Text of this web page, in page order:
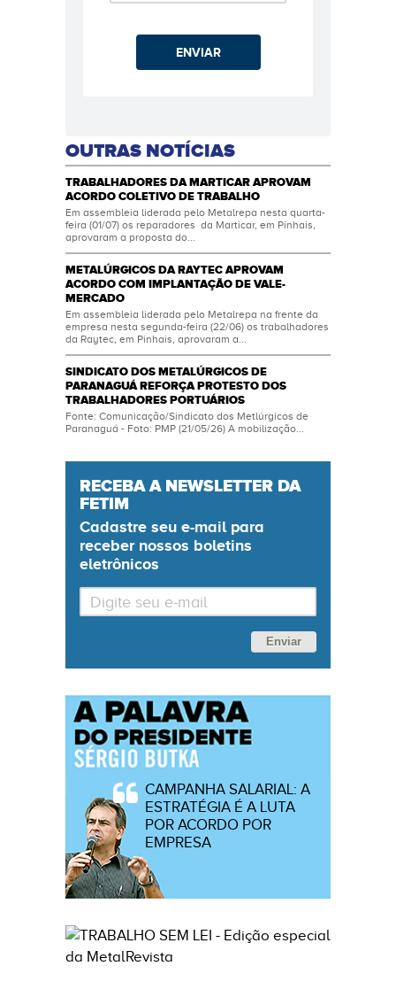
ENVIAR
OUTRAS NOTÍCIAS
TRABALHADORES DA MARTICAR APROVAM
ACORDO COLETIVO DE TRABALHO
Em assembleia liderada pelo Metalrepa nesta quarta-
feira (01/07) os reparadores da Marticar, em Pinhais,
aprovaram a proposta do...
METALÚRGICOS DA RAYTEC APROVAM
ACORDO COM IMPLANTAÇÃO DE VALE-
MERCADO
Em assembleia liderada pelo Metalrepa na frente da
empresa nesta segunda-feira (22/06) os trabalhadores
da Raytec, em Pinhais, aprovaram a...
SINDICATO DOS METALÚRGICOS DE
PARANAGUÁ REFORÇA PROTESTO DOS
TRABALHADORES PORTUÁRIOS
Fonte: Comunicação/Sindicato dos Metlúrgicos de
Paranaguá - Foto: PMP (21/05/26) A mobilização...
RECEBA A NEWSLETTER DA
FETIM
Cadastre seu e-mailpara
receber nossos boletins
eletrônicos
Enviar
CAMPANHA SALARIAL: A
ESTRATÉGIA É A LUTA
POR ACORDO POR
EMPRESA